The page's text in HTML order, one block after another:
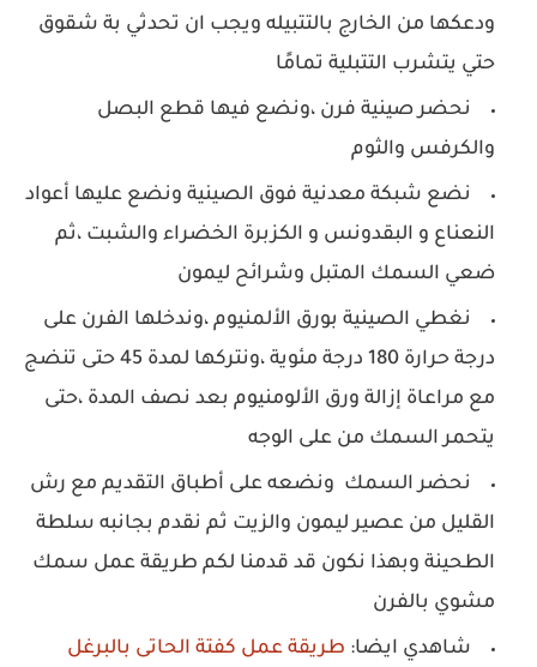
ودعكها من الخارج بالتتبيله ويجب ان تحدثي بة شقوق
حتي يتشرب التتبلية تمامًا
نحضر صينية فرن ،ونضع فيها قطع البصل
والكرفس والثوم
نضع شبكة معدنية فوق الصينية ونضع عليها أعواد
النعناع و البقدونس و الكزبرة الخضراء والشبت ،ثم
ضعي السمك المتبل وشرائح ليمون
نغطي الصينية بورق الألمنيوم ،وندخلها الفرن على
درجة حرارة 180 درجة مئوية ،ونتركها لمدة 45 حتى تنضج
مع مراعاة إزالة ورق الألومنيوم بعد نصف المدة ،حتى
يتحمر السمك من على الوجه
نحضر السمك ونضعه على أطباق التقديم مع رش
القليل من عصير ليمون والزيت ثم نقدم بجانبه سلطة
الطحينة وبهذا نكون قد قدمنا لكم طريقة عمل سمك
مشوي بالفرن
شاهدي ايضا: طريقة عمل كفتة الحاتى بالبرغل